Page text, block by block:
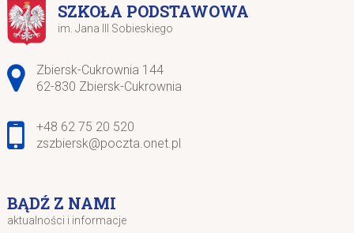
SZKOŁA PODSTAWOWA
im. Jana III Sobieskiego
Adres pocztowy:
Zbiersk-Cukrownia 144
62-830 Zbiersk-Cukrownia
+48 62 75 20 520
zszbiersk@poczta.onet.pl
BĄDŹ Z NAMI
aktualności i informacje